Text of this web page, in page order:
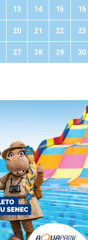
13 14 15 16
20 21 22 23
27 28 29 30